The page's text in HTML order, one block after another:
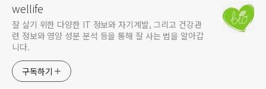
wellife
잘 살기 위한 다양한 IT 정보와 자기계발, 그리고 건강관
련 정보와 영양 성분 분석 등을 통해 잘 사는 법을 알아갑
니다.
구독하기